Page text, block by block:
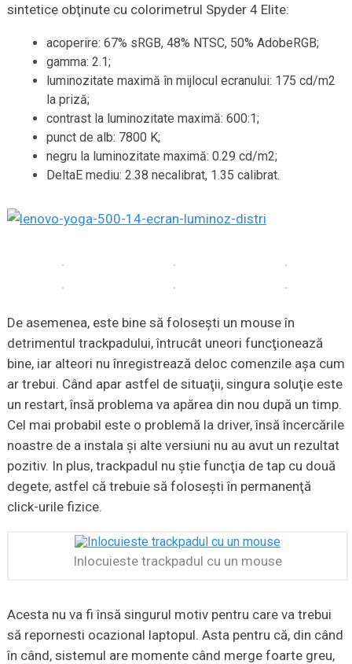
sintetice obţinute cu colorimetrul Spyder 4 Elite:
acoperire: 67% sRGB, 48% NTSC, 50% AdobeRGB;
gamma: 2.1;
luminozitate maximă în mijlocul ecranului: 175 cd/m2
la priză;
contrast la luminozitate maximă: 600:1;
punct de alb: 7800 K;
negru la luminozitate maximă: 0.29 cd/m2;
DeltaE mediu: 2.38 necalibrat, 1.35 calibrat.
De asemenea, este bine să foloseşti un mouse în
detrimentul trackpadului, întrucât uneori funcţionează
bine, iar alteori nu înregistrează deloc comenzile aşa cum
ar trebui. Când apar astfel de situaţii, singura soluţie este
un restart, însă problema va apărea din nou după un timp.
Cel mai probabil este o problemă la driver, însă încercările
noastre de a instala şi alte versiuni nu au avut un rezultat
pozitiv. In plus, trackpadul nu ştie funcţia de tap cu două
degete, astfel că trebuie să foloseşti în permanenţă
click-urile fizice.
Inlocuieste trackpadul cu un mouse
Acesta nu va fi însă singurul motiv pentru care va trebui
să repornesti ocazional laptopul. Asta pentru că, din când
în când, sistemul are momente când merge foarte greu,